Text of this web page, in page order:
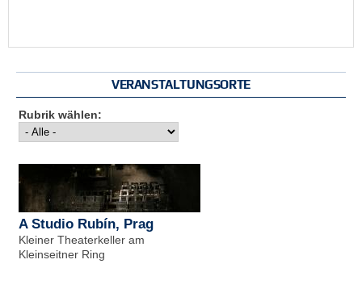
VERANSTALTUNGSORTE
Rubrik wählen:
A Studio Rubín, Prag
Kleiner Theaterkeller am
Kleinseitner Ring